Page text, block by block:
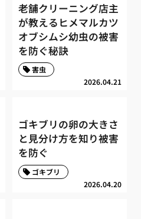
老舗クリーニング店主
が教えるヒメマルカツ
オブシムシ幼虫の被害
を防ぐ秘訣
2026.04.21
害虫
ゴキブリの卵の大きさ
と見分け方を知り被害
を防ぐ
2026.04.20
ゴキブリ